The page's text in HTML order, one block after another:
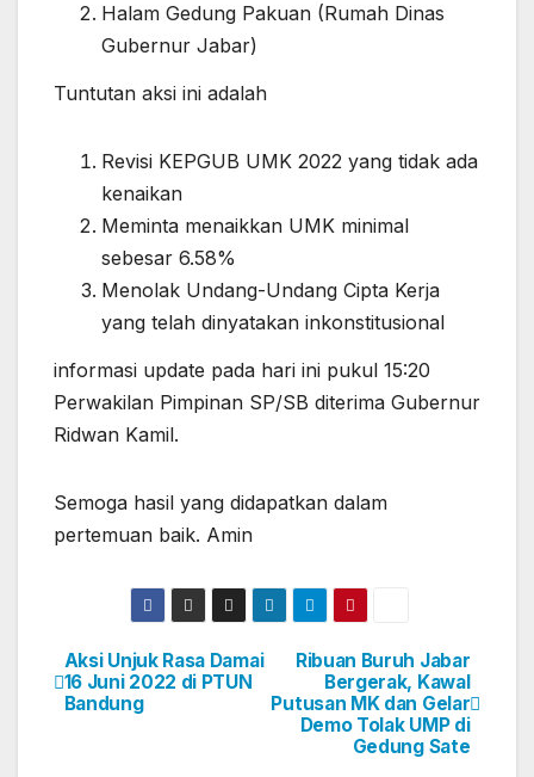
Halam Gedung Pakuan (Rumah Dinas
Gubernur Jabar)
Tuntutan aksi ini adalah
Revisi KEPGUB UMK 2022 yang tidak ada
kenaikan
Meminta menaikkan UMK minimal
sebesar 6.58%
Menolak Undang-Undang Cipta Kerja
yang telah dinyatakan inkonstitusional
informasi update pada hari ini pukul 15:20
Perwakilan Pimpinan SP/SB diterima Gubernur
Ridwan Kamil.
Semoga hasil yang didapatkan dalam
pertemuan baik. Amin
Post
navigation
Ribuan Buruh Jabar
Bergerak, Kawal
Putusan MK dan Gelar
Demo Tolak UMP di
Gedung Sate
Aksi Unjuk Rasa Damai
16 Juni 2022 di PTUN
Bandung